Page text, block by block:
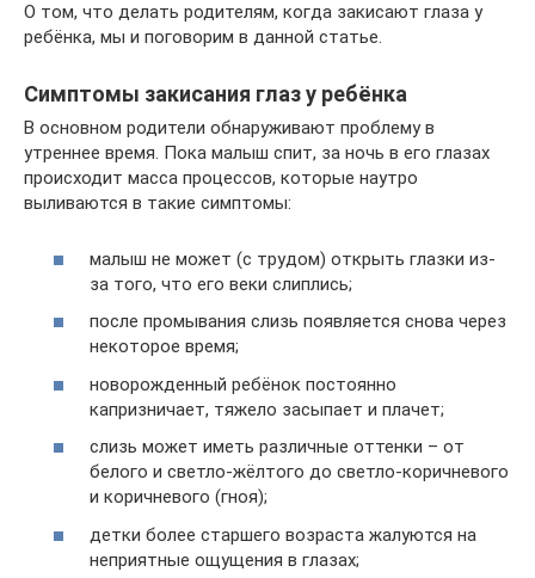
О том, что делать родителям, когда закисают глаза у
ребёнка, мы и поговорим в данной статье.
Симптомы закисания глаз у ребёнка
В основном родители обнаруживают проблему в
утреннее время. Пока малыш спит, за ночь в его глазах
происходит масса процессов, которые наутро
выливаются в такие симптомы:
малыш не может (с трудом) открыть глазки из-
за того, что его веки слиплись;
после промывания слизь появляется снова через
некоторое время;
новорожденный ребёнок постоянно
капризничает, тяжело засыпает и плачет;
слизь может иметь различные оттенки – от
белого и светло-жёлтого до светло-коричневого
и коричневого (гноя);
детки более старшего возраста жалуются на
неприятные ощущения в глазах;